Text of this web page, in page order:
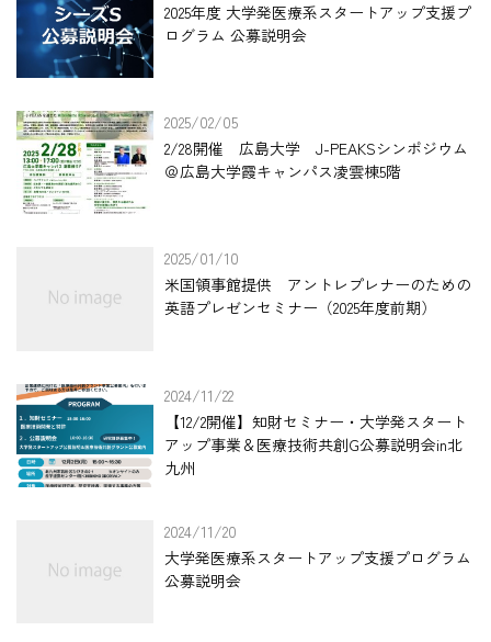
2025年度 大学発医療系スタートアップ支援プ
ログラム 公募説明会
2025/02/05
2/28開催 広島大学 J-PEAKSシンポジウム
＠広島大学霞キャンパス凌雲棟5階
2025/01/10
米国領事館提供 アントレプレナーのための
英語プレゼンセミナー（2025年度前期）
2024/11/22
【12/2開催】知財セミナー・大学発スタート
アップ事業＆医療技術共創G公募説明会in北
九州
2024/11/20
大学発医療系スタートアップ支援プログラム
公募説明会